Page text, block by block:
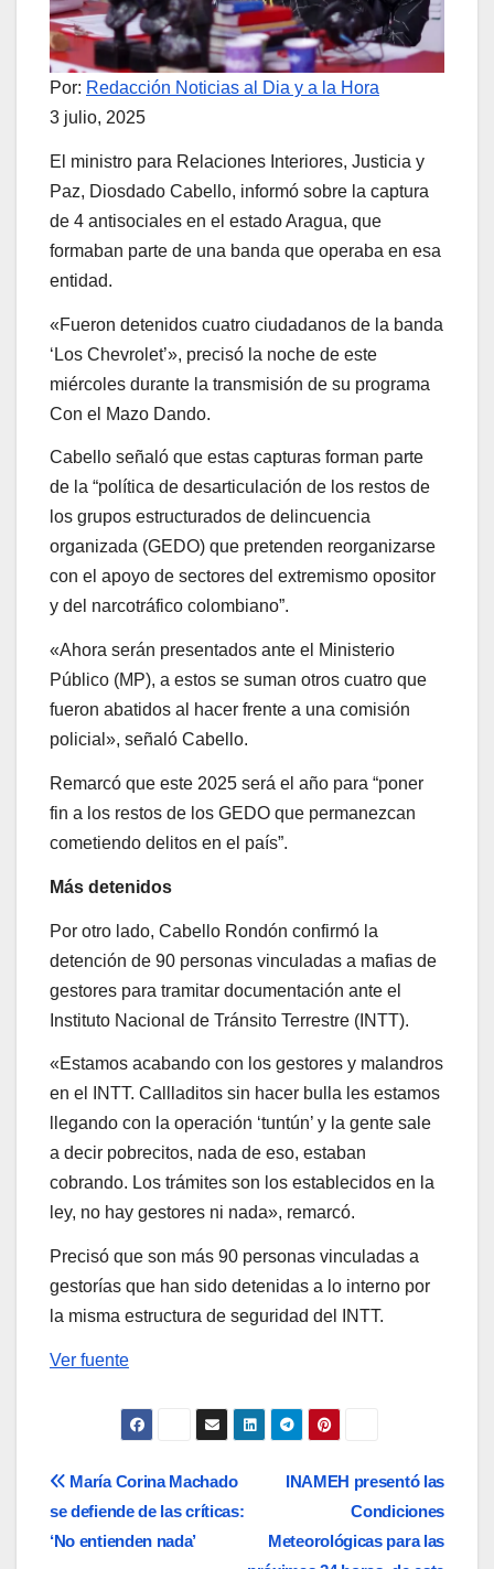
Por: Redacción Noticias al Dia y a la Hora
3 julio, 2025
El ministro para Relaciones Interiores, Justicia y
Paz, Diosdado Cabello, informó sobre la captura
de 4 antisociales en el estado Aragua, que
formaban parte de una banda que operaba en esa
entidad.
«Fueron detenidos cuatro ciudadanos de la banda
‘Los Chevrolet’», precisó la noche de este
miércoles durante la transmisión de su programa
Con el Mazo Dando.
Cabello señaló que estas capturas forman parte
de la “política de desarticulación de los restos de
los grupos estructurados de delincuencia
organizada (GEDO) que pretenden reorganizarse
con el apoyo de sectores del extremismo opositor
y del narcotráfico colombiano”.
«Ahora serán presentados ante el Ministerio
Público (MP), a estos se suman otros cuatro que
fueron abatidos al hacer frente a una comisión
policial», señaló Cabello.
Remarcó que este 2025 será el año para “poner
fin a los restos de los GEDO que permanezcan
cometiendo delitos en el país”.
Más detenidos
Por otro lado, Cabello Rondón confirmó la
detención de 90 personas vinculadas a mafias de
gestores para tramitar documentación ante el
Instituto Nacional de Tránsito Terrestre (INTT).
«Estamos acabando con los gestores y malandros
en el INTT. Callladitos sin hacer bulla les estamos
llegando con la operación ‘tuntún’ y la gente sale
a decir pobrecitos, nada de eso, estaban
cobrando. Los trámites son los establecidos en la
ley, no hay gestores ni nada», remarcó.
Precisó que son más 90 personas vinculadas a
gestorías que han sido detenidas a lo interno por
la misma estructura de seguridad del INTT.
Ver fuente
Navegación
de
INAMEH presentó las
Condiciones
Meteorológicas para las
María Corina Machado
se defiende de las críticas:
‘No entienden nada’